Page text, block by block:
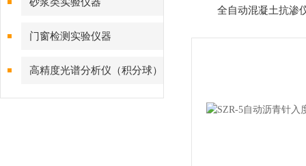
门窗检测实验仪器
高精度光谱分析仪（积分球）
综合测试系统
全自动混凝土抗渗